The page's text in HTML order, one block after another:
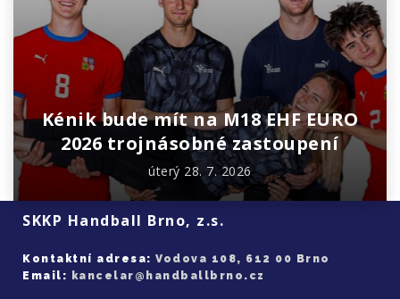
Kénik bude mít na M18 EHF EURO
2026 trojnásobné zastoupení
úterý 28. 7. 2026
SKKP Handball Brno, z.s.
Kontaktní adresa: Vodova 108, 612 00 Brno
Email: kancelar@handballbrno.cz